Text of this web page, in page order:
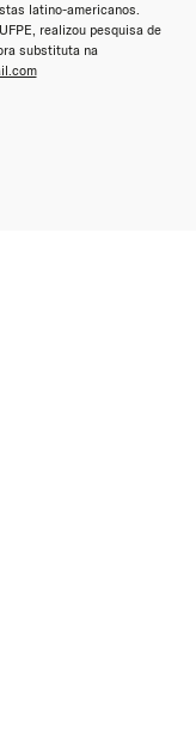
latino-americanos.
realizou pesquisa de
substituta na